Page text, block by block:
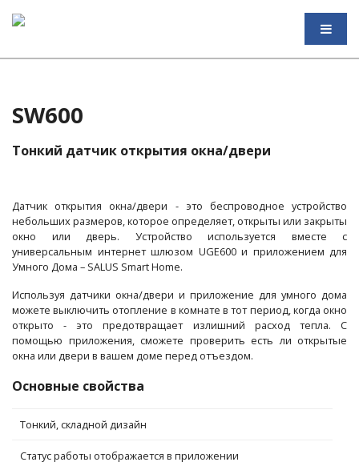
SW600
Тонкий датчик открытия окна/двери
Датчик открытия окна/двери - это беспроводное устройство
небольших размеров, которое определяет, открыты или закрыты
окно или дверь. Устройство используется вместе с
универсальным интернет шлюзом UGE600 и приложением для
Умного Дома – SALUS Smart Home.
Используя датчики окна/двери и приложение для умного дома
можете выключить отопление в комнате в тот период, когда окно
открыто - это предотвращает излишний расход тепла. С
помощью приложения, сможете проверить есть ли открытые
окна или двери в вашем доме перед отъездом.
Основные свойства
Тонкий, складной дизайн
Статус работы отображается в приложении